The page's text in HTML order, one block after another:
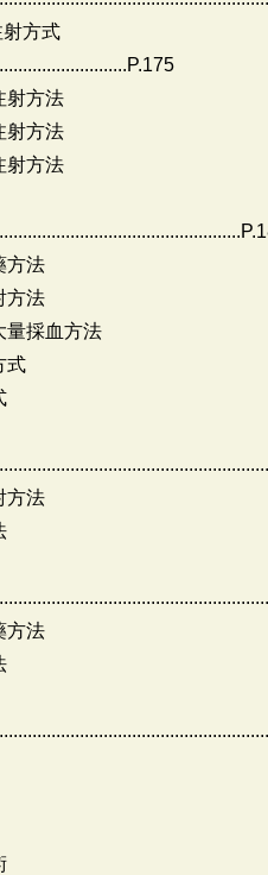
方式
射方法
射方法
射方法
方法
方法
量採血方法
式
方法
方法